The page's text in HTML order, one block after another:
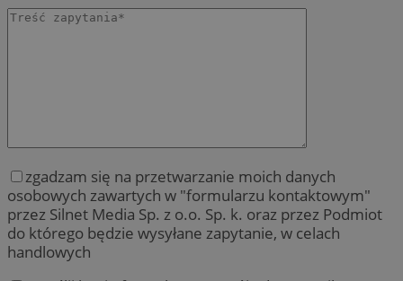
zgadzam się na przetwarzanie moich danych
osobowych zawartych w "formularzu kontaktowym"
przez Silnet Media Sp. z o.o. Sp. k. oraz przez Podmiot
do którego będzie wysyłane zapytanie, w celach
handlowych